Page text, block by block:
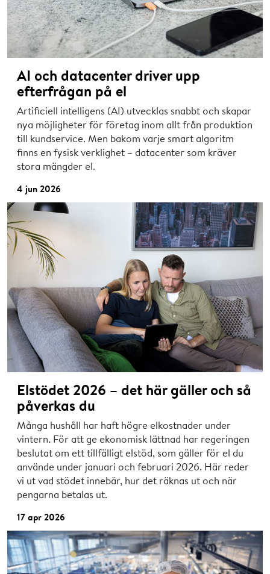
AI och datacenter driver upp
efterfrågan på el
Artificiell intelligens (AI) utvecklas snabbt och skapar
nya möjligheter för företag inom allt från produktion
till kundservice. Men bakom varje smart algoritm
finns en fysisk verklighet – datacenter som kräver
stora mängder el.
4 jun 2026
Elstödet 2026 – det här gäller och så
påverkas du
Många hushåll har haft högre elkostnader under
vintern. För att ge ekonomisk lättnad har regeringen
beslutat om ett tillfälligt elstöd, som gäller för el du
använde under januari och februari 2026. Här reder
vi ut vad stödet innebär, hur det räknas ut och när
pengarna betalas ut.
17 apr 2026